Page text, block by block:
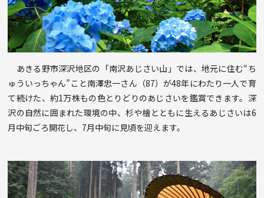
あきる野市深沢地区の「南沢あじさい山」では、地元に住む“ち
ゅういっちゃん”こと南澤忠一さん（87）が48年にわたり一人で育
て続けた、約1万株もの色とりどりのあじさいを鑑賞できます。深
沢の自然に囲まれた環境の中、杉や檜とともに生えるあじさいは6
月中旬ごろ開花し、7月中旬に見頃を迎えます。